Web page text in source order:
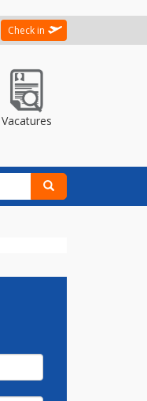
Check in
Vacatures